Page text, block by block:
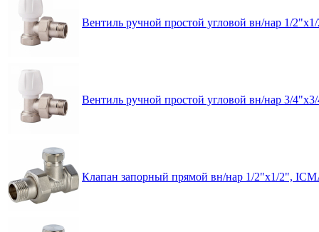
Вентиль ручной простой угловой вн/нар 1/
Вентиль ручной простой угловой вн/нар 3/
Клапан запорный прямой вн/нар 1/2"x1/2",